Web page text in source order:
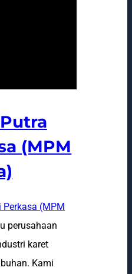
(MPM
(MPM
perusahaan
karet
Kami